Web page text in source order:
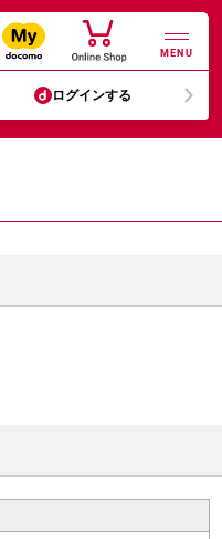
MENU
ログインする